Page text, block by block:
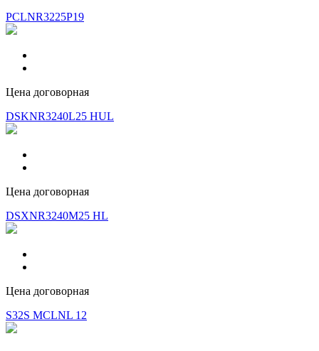
PCLNR3225P19
Цена договорная
DSKNR3240L25 HUL
Цена договорная
DSXNR3240M25 HL
Цена договорная
S32S MCLNL 12